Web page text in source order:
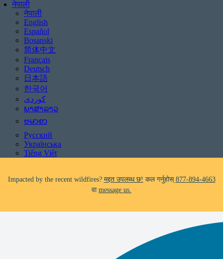
नेपाली
नेपाली
English
Español
Bosanski
简体中文
Français
Deutsch
日本語
한국어
ພາສາລາວ
ဗမာစာ
Русский
Українська
Tiếng Việt
Be aware of scams: WHRC does not make unsolicited phone calls and will
If you receive a suspicious call claiming to be from WHRC, please contact
Impacted by the recent wildfires?
Facing foreclosure? कल गर्नुहोस्877-894-4663वाmessage us.
Be aware of scams: WHRC does not make unsolicited phone calls and will
If you receive a suspicious call claiming to be from WHRC, please contact
877-894-4663.